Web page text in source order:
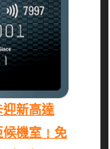
迎新高達
機室﹗免